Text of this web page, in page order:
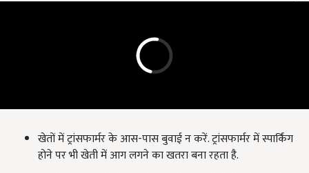
खेतों में ट्रांसफार्मर के आस-पास बुवाई न करें. ट्रांसफार्मर में स्पार्किंग
होने पर भी खेती में आग लगने का खतरा बना रहता है.